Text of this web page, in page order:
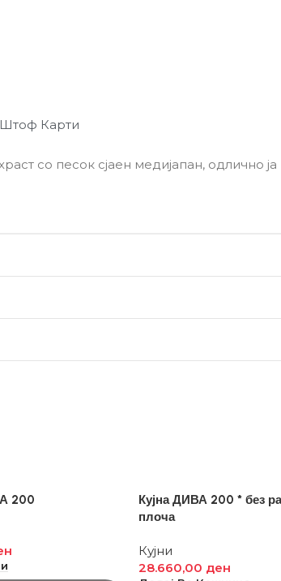
Штоф Карти
со песок сјаен медијапан, одлично
200
Кујна ДИВА 200 * без
плоча
Кујни
28.660,00 ден